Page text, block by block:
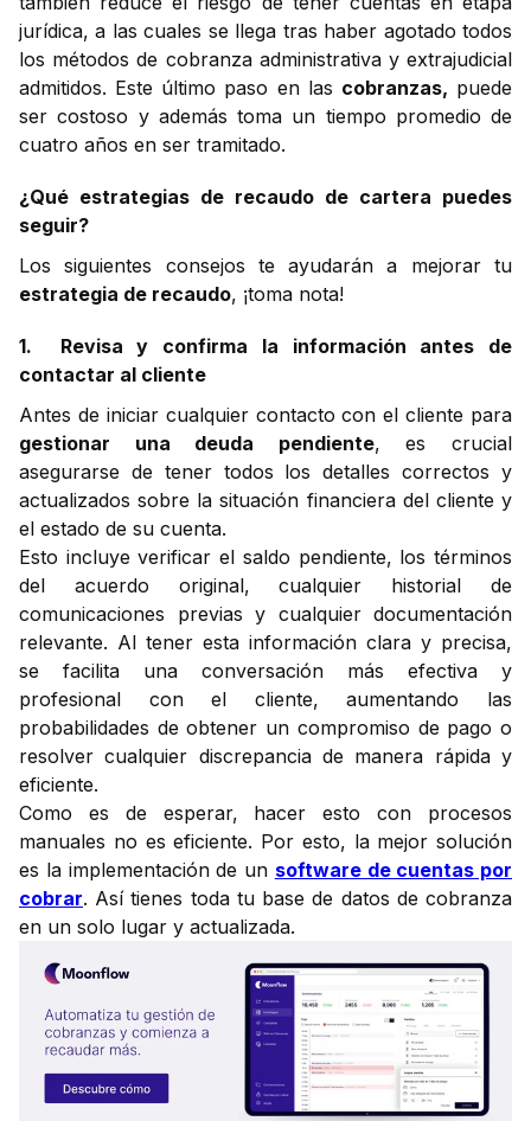
jurídica, a las cuales se llega tras haber agotado todos
los métodos de cobranza administrativa y extrajudicial
admitidos. Este último paso en las cobranzas, puede
ser costoso y además toma un tiempo promedio de
cuatro años en ser tramitado.
¿Qué estrategias de recaudo de cartera puedes
seguir?
Los siguientes consejos te ayudarán a mejorar tu
estrategia de recaudo, ¡toma nota!
1. Revisa y confirma la información antes de
contactar al cliente
Antes de iniciar cualquier contacto con el cliente para
gestionar una deuda pendiente, es crucial
asegurarse de tener todos los detalles correctos y
actualizados sobre la situación financiera del cliente y
el estado de su cuenta.
Esto incluye verificar el saldo pendiente, los términos
del acuerdo original, cualquier historial de
comunicaciones previas y cualquier documentación
relevante. Al tener esta información clara y precisa,
se facilita una conversación más efectiva y
profesional con el cliente, aumentando las
probabilidades de obtener un compromiso de pago o
resolver cualquier discrepancia de manera rápida y
eficiente.
Como es de esperar, hacer esto con procesos
manuales no es eficiente. Por esto, la mejor solución
es la implementación de un software de cuentas por
cobrar. Así tienes toda tu base de datos de cobranza
en un solo lugar y actualizada.